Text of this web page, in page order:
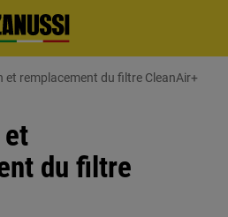
et remplacement du filtre CleanAir+
du filtre